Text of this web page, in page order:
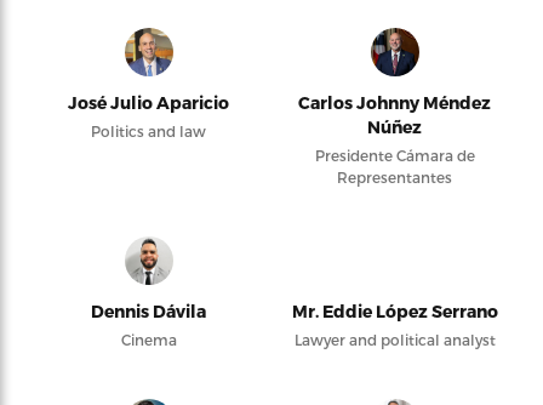
José Julio Aparicio
Politics and law
Carlos Johnny Méndez
Núñez
Presidente Cámara de
Representantes
Dennis Dávila
Cinema
Mr. Eddie López Serrano
Lawyer and political analyst